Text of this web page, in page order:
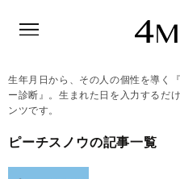
生年月日から、その人の個性を導く
ー診断』。生まれた日を入力するだ
ンツです。
ピーチスノウの記事一覧